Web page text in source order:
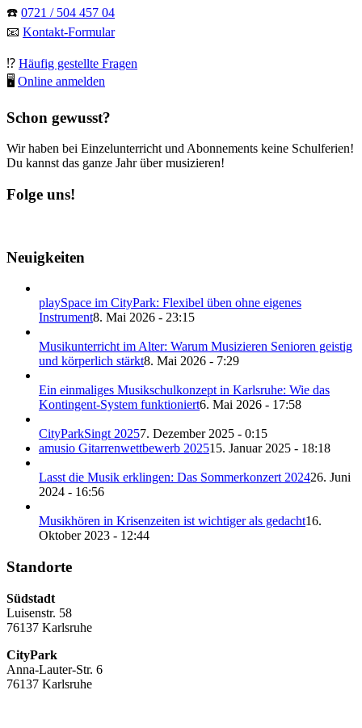
☎️ 0721 / 504 457 04
📧 Kontakt-Formular
⁉️ Häufig gestellte Fragen
🖥 Online anmelden
Schon gewusst?
Wir haben bei Einzelunterricht und Abonnements keine Schulferien!
Du kannst das ganze Jahr über musizieren!
Folge uns!
Neuigkeiten
playSpace im CityPark: Flexibel üben ohne eigenes
Instrument8. Mai 2026 - 23:15
Musikunterricht im Alter: Warum Musizieren Senioren geistig
und körperlich stärkt8. Mai 2026 - 7:29
Ein einmaliges Musikschulkonzept in Karlsruhe: Wie das
Kontingent-System funktioniert6. Mai 2026 - 17:58
CityParkSingt 20257. Dezember 2025 - 0:15
amusio Gitarrenwettbewerb 202515. Januar 2025 - 18:18
Lasst die Musik erklingen: Das Sommerkonzert 202426. Juni
2024 - 16:56
Musikhören in Krisenzeiten ist wichtiger als gedacht16.
Oktober 2023 - 12:44
Standorte
Südstadt
Luisenstr. 58
76137 Karlsruhe
CityPark
Anna-Lauter-Str. 6
76137 Karlsruhe